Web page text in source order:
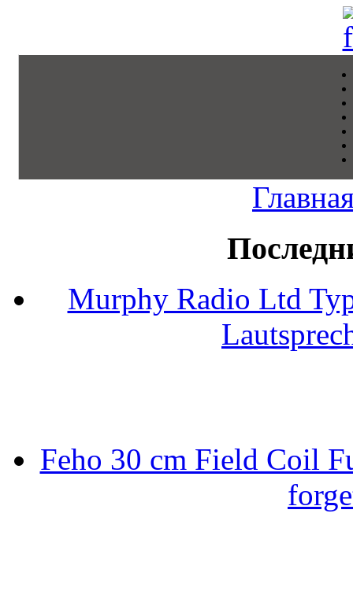
Murphy Radio Ltd
Feho 30 cm Field Coil